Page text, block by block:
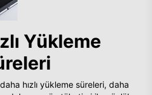
Yükleme
hızlı yükleme süreleri, daha